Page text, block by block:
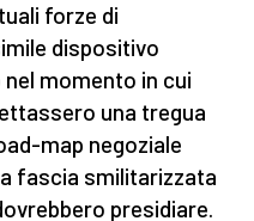
forze di
dispositivo
momento in cui
una tregua
map negoziale
fascia smilitarizzata
presidiare.